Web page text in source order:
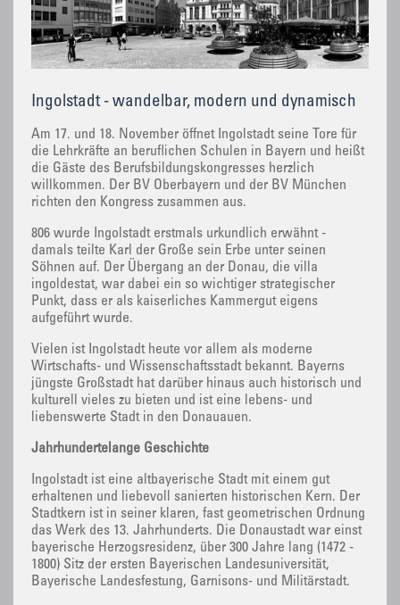
Ingolstadt - wandelbar, modern und dynamisch
Am 17. und 18. November öffnet Ingolstadt seine Tore für
die Lehrkräfte an beruflichen Schulen in Bayern und heißt
die Gäste des Berufsbildungskongresses herzlich
willkommen. Der BV Oberbayern und der BV München
richten den Kongress zusammen aus.
806 wurde Ingolstadt erstmals urkundlich erwähnt -
damals teilte Karl der Große sein Erbe unter seinen
Söhnen auf. Der Übergang an der Donau, die villa
ingoldestat, war dabei ein so wichtiger strategischer
Punkt, dass er als kaiserliches Kammergut eigens
aufgeführt wurde.
Vielen ist Ingolstadt heute vor allem als moderne
Wirtschafts- und Wissenschaftsstadt bekannt. Bayerns
jüngste Großstadt hat darüber hinaus auch historisch und
kulturell vieles zu bieten und ist eine lebens- und
liebenswerte Stadt in den Donauauen.
Jahrhundertelange Geschichte
Ingolstadt ist eine altbayerische Stadt mit einem gut
erhaltenen und liebevoll sanierten historischen Kern. Der
Stadtkern ist in seiner klaren, fast geometrischen Ordnung
das Werk des 13. Jahrhunderts. Die Donaustadt war einst
bayerische Herzogsresidenz, über 300 Jahre lang (1472 -
1800) Sitz der ersten Bayerischen Landesuniversität,
Bayerische Landesfestung, Garnisons- und Militärstadt.